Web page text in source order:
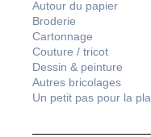
Autour du papier
Broderie
Cartonnage
Couture / tricot
Dessin & peinture
Autres bricolages
Un petit pas pour la